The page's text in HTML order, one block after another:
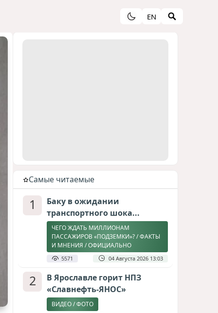
EN
Cамые читаемые
1
Баку в ожидании
транспортного шока...
ЧЕГО ЖДАТЬ МИЛЛИОНАМ
ПАССАЖИРОВ «ПОДЗЕМКИ»? / ФАКТЫ
И МНЕНИЯ / ОФИЦИАЛЬНО
5571 04 Августа 2026 13:03
2
В Ярославле горит НПЗ
«Славнефть-ЯНОС»
ВИДЕО / ФОТО